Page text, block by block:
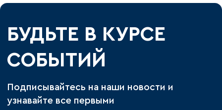
БУДЬТЕ В КУРСЕ
СОБЫТИЙ
Подписывайтесь на наши новости и
узнавайте все первыми